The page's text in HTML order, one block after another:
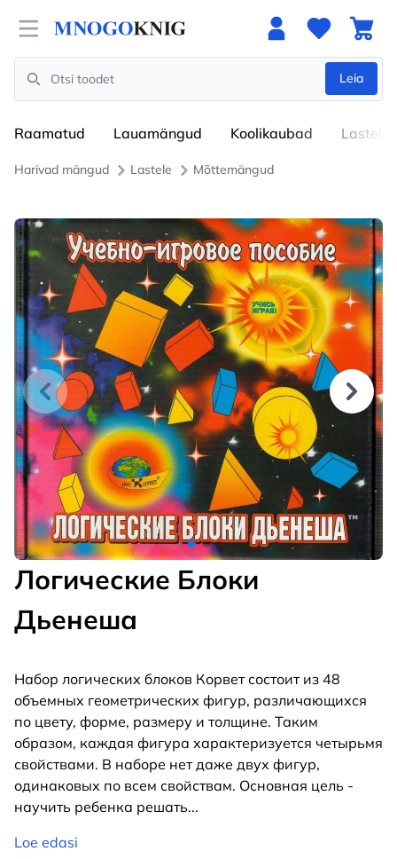
Open menu
Search
Leia
Raamatud Lauamängud Koolikaubad Lastele
Harivad mängud Lastele Mõttemängud
Логические Блоки
Дьенеша
Набор логических блоков Корвет состоит из 48
объемных геометрических фигур, различающихся
по цвету, форме, размеру и толщине. Таким
образом, каждая фигура характеризуется четырьмя
свойствами. В наборе нет даже двух фигур,
одинаковых по всем свойствам. Основная цель -
научить ребенка решать...
Loe edasi